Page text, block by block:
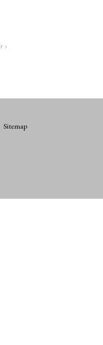
>
Sitemap